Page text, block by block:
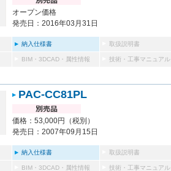
オープン価格
発売日：2016年03月31日
納入仕様書 取扱説明書
BIM・3DCAD・属性情報 技術・工事マニュアル
PAC-CC81PL
価格：53,000円（税別）
発売日：2007年09月15日
納入仕様書 取扱説明書
BIM・3DCAD・属性情報 技術・工事マニュアル